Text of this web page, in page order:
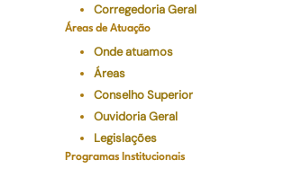
Corregedoria Geral
Áreas de Atuação
Onde atuamos
Áreas
Conselho Superior
Ouvidoria Geral
Legislações
Programas Institucionais